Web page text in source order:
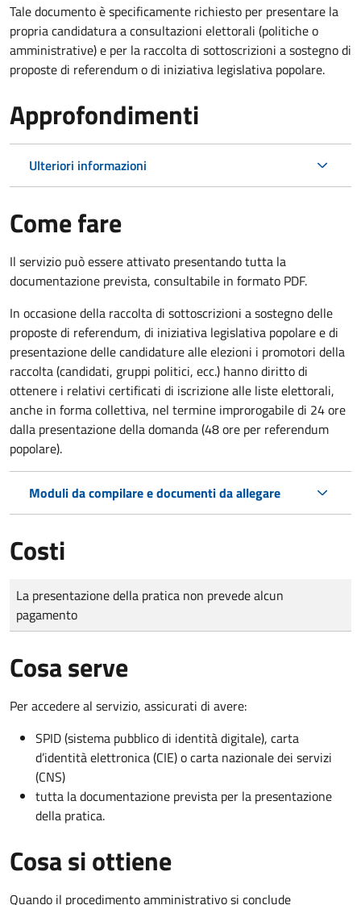
Tale documento è specificamente richiesto per presentare la
propria candidatura a consultazioni elettorali (politiche o
amministrative) e per la raccolta di sottoscrizioni a sostegno di
proposte di referendum o di iniziativa legislativa popolare.
Approfondimenti
Ulteriori informazioni
Come fare
Il servizio può essere attivato presentando tutta la
documentazione prevista, consultabile in formato PDF.
In occasione della raccolta di sottoscrizioni a sostegno delle
proposte di referendum, di iniziativa legislativa popolare e di
presentazione delle candidature alle elezioni i promotori della
raccolta (candidati, gruppi politici, ecc.) hanno diritto di
ottenere i relativi certificati di iscrizione alle liste elettorali,
anche in forma collettiva, nel termine improrogabile di 24 ore
dalla presentazione della domanda (48 ore per referendum
popolare).
Moduli da compilare e documenti da allegare
Costi
Tipo di pagamento
Importo
La presentazione della pratica non prevede alcun
pagamento
Cosa serve
Per accedere al servizio, assicurati di avere:
SPID (sistema pubblico di identità digitale), carta
d’identità elettronica (CIE) o carta nazionale dei servizi
(CNS)
tutta la documentazione prevista per la presentazione
della pratica.
Cosa si ottiene
Quando il procedimento amministrativo si conclude